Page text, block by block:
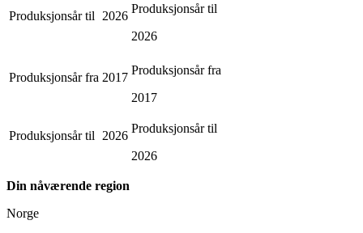
Produksjonsår til 2026
Produksjonsår til
2026
Produksjonsår fra 2017
Produksjonsår fra
2017
Produksjonsår til 2026
Produksjonsår til
2026
Din nåværende region
Norge